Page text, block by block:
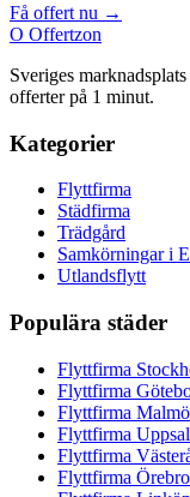
Få offert nu →
O Offertzon
Sveriges
offerter på 1 minut.
Kategorier
Flyttfirma
Städfirma
Trädgård
Samkörningar i
Utlandsflytt
Populära städer
Flyttfirma
Flyttfirma
Flyttfirma Malmö
Flyttfirma
Flyttfirma
Flyttfirma Örebro